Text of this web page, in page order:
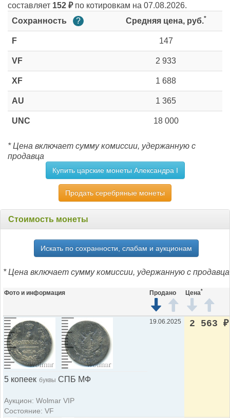
составляет 152 ₽по котировкам на 07.08.2026.
Сохранность
? Средняя цена, руб.*
F 147
VF 2 933
XF 1 688
AU 1 365
UNC 18 000
* Цена включает сумму комиссии, удержанную с
продавца
Купить царские монеты Александра I
Продать серебряные монеты
Стоимость монеты
Искать по сохранности, слабам и аукционам
* Цена включает сумму комиссии, удержанную с продавца
Фото и информация Продано Цена*
5 копеек буквы СПБ МФ
Аукцион: Wolmar VIP
Состояние: VF
19.06.2025 2 563 ₽